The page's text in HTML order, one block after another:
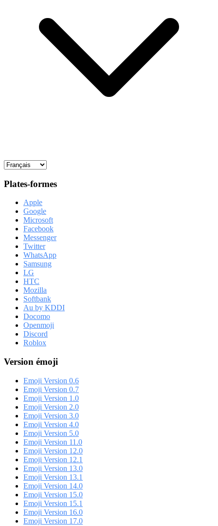
Plates-formes
Apple
Google
Microsoft
Facebook
Messenger
Twitter
WhatsApp
Samsung
LG
HTC
Mozilla
Softbank
Au by KDDI
Docomo
Openmoji
Discord
Roblox
Version émoji
Emoji Version 0.6
Emoji Version 0.7
Emoji Version 1.0
Emoji Version 2.0
Emoji Version 3.0
Emoji Version 4.0
Emoji Version 5.0
Emoji Version 11.0
Emoji Version 12.0
Emoji Version 12.1
Emoji Version 13.0
Emoji Version 13.1
Emoji Version 14.0
Emoji Version 15.0
Emoji Version 15.1
Emoji Version 16.0
Emoji Version 17.0